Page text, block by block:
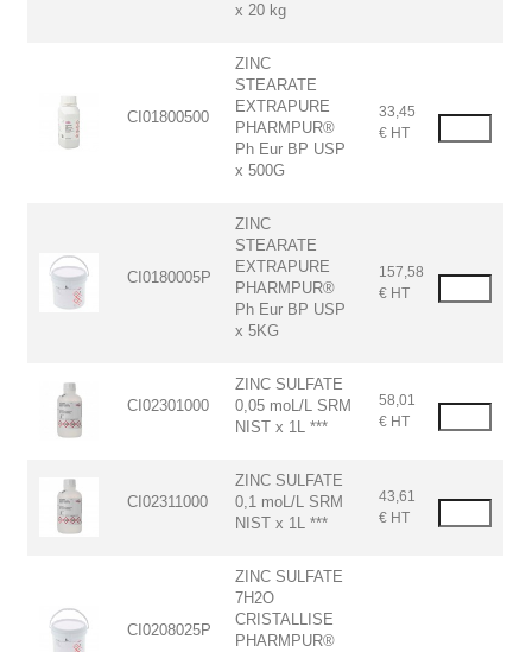
x 20 kg
CI01800500
ZINC
STEARATE
EXTRAPURE
PHARMPUR®
Ph Eur BP USP
x 500G
33,45
€ HT
CI0180005P
ZINC
STEARATE
EXTRAPURE
PHARMPUR®
Ph Eur BP USP
x 5KG
157,58
€ HT
CI02301000
ZINC SULFATE
0,05 moL/L SRM
NIST x 1L ***
58,01
€ HT
CI02311000
ZINC SULFATE
0,1 moL/L SRM
NIST x 1L ***
43,61
€ HT
CI0208025P
ZINC SULFATE
7H2O
CRISTALLISE
PHARMPUR®